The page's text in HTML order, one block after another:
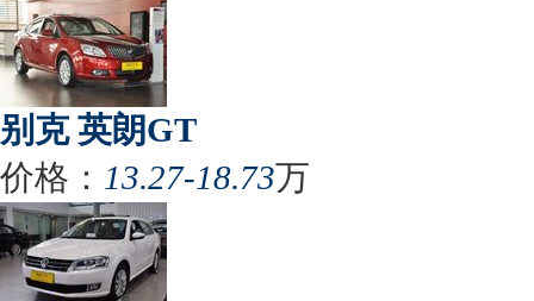
别克 英朗GT
价格： 13.27-18.73万